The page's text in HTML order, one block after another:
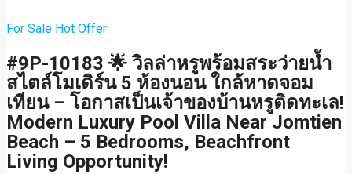
For Sale Hot Offer
#9P-10183 🌟 วิลล่าหรูพร้อมสระว่ายน้ำ
สไตล์โมเดิร์น 5 ห้องนอน ใกล้หาดจอม
เทียน – โอกาสเป็นเจ้าของบ้านหรูติดทะเล!
Modern Luxury Pool Villa Near Jomtien
Beach – 5 Bedrooms, Beachfront
Living Opportunity!